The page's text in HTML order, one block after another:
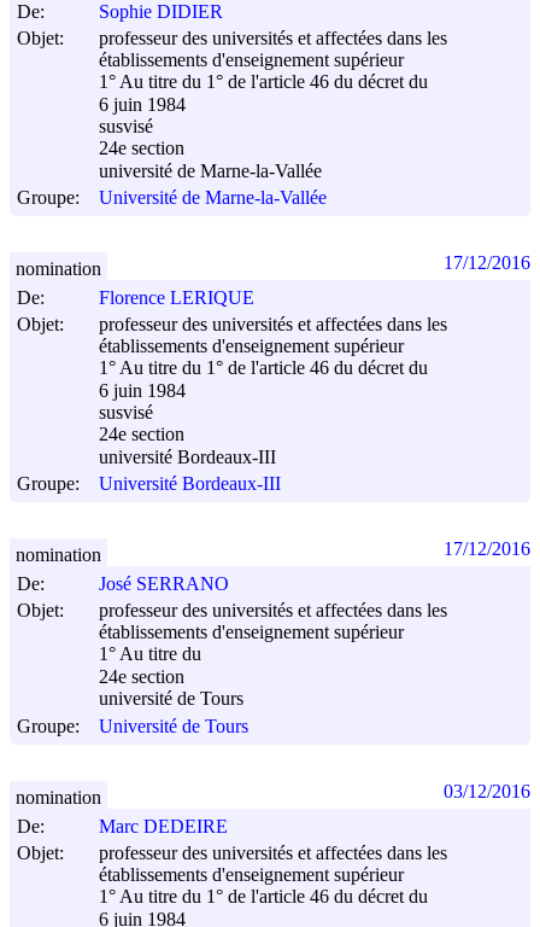
De:
Sophie DIDIER
Objet:
professeur des universités et affectées dans les
établissements d'enseignement supérieur
1° Au titre du 1° de l'article 46 du décret du
6 juin 1984
susvisé
24e section
université de Marne-la-Vallée
Groupe:
Université de Marne-la-Vallée
De:
Florence LERIQUE
Objet:
professeur des universités et affectées dans les
établissements d'enseignement supérieur
1° Au titre du 1° de l'article 46 du décret du
6 juin 1984
susvisé
24e section
université Bordeaux-III
Groupe:
Université Bordeaux-III
nomination 17/12/2016
De:
José SERRANO
Objet:
professeur des universités et affectées dans les
établissements d'enseignement supérieur
1° Au titre du
24e section
université de Tours
Groupe:
Université de Tours
nomination 17/12/2016
De:
Marc DEDEIRE
Objet:
professeur des universités et affectées dans les
établissements d'enseignement supérieur
1° Au titre du 1° de l'article 46 du décret du
6 juin 1984
nomination 03/12/2016